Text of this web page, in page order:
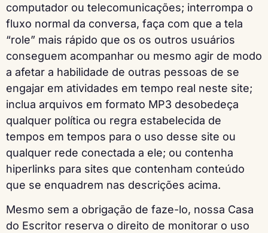
computador ou telecomunicações; interrompa o
fluxo normal da conversa, faça com que a tela
“role” mais rápido que os os outros usuários
conseguem acompanhar ou mesmo agir de modo
a afetar a habilidade de outras pessoas de se
engajar em atividades em tempo real neste site;
inclua arquivos em formato MP3 desobedeça
qualquer política ou regra estabelecida de
tempos em tempos para o uso desse site ou
qualquer rede conectada a ele; ou contenha
hiperlinks para sites que contenham conteúdo
que se enquadrem nas descrições acima.
Mesmo sem a obrigação de faze-lo, nossa Casa
do Escritor reserva o direito de monitorar o uso